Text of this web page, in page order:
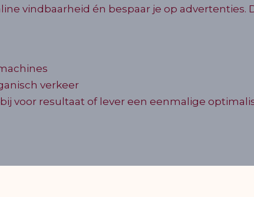
vindbaarheid én bespaar je op advertenties.
verkeer
voor resultaat of lever een eenmalige